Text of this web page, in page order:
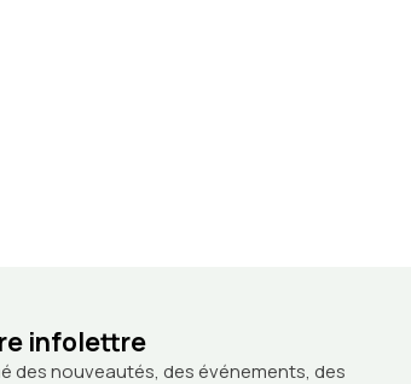
infolettre
des nouveautés, des événements, des